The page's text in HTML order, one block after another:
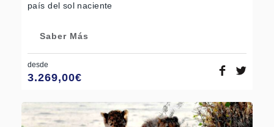
país del sol naciente
Saber Más
desde
3.269,00€